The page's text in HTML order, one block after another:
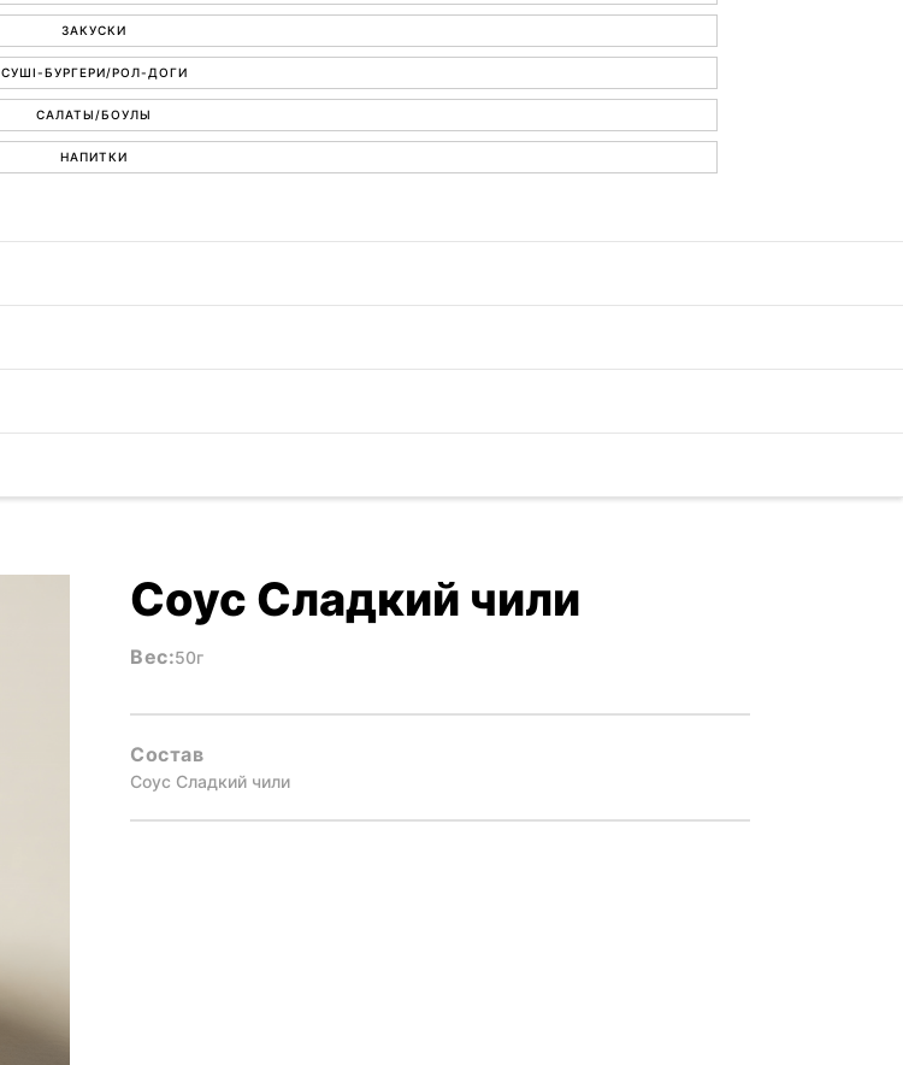
ЗАКУСКИ
СУШІ-БУРГЕРИ/РОЛ-ДОГИ
САЛАТЫ/БОУЛЫ
НАПИТКИ
Соус Сладкий чили
Вес:50г
Состав
Соус Сладкий чили